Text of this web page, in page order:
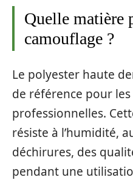
Quelle matière
camouflage ?
Le polyester haute
de référence pour
professionnelles.
résiste à l’humidité,
déchirures, des
pendant une